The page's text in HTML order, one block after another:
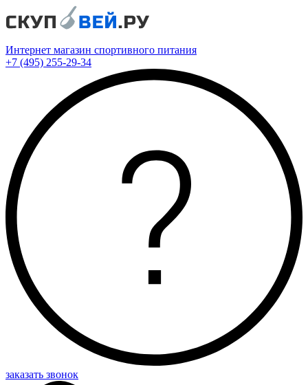
Интернет магазин спортивного питания
+7 (495) 255-29-34
заказать звонок